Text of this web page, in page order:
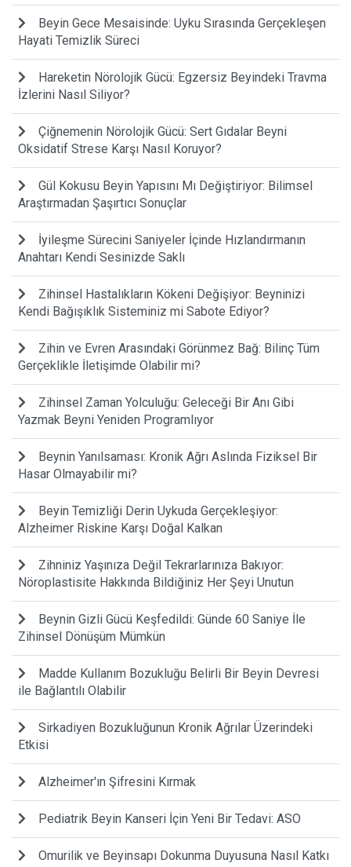
Beyin Gece Mesaisinde: Uyku Sırasında Gerçekleşen
Hayati Temizlik Süreci
Hareketin Nörolojik Gücü: Egzersiz Beyindeki Travma
İzlerini Nasıl Siliyor?
Çiğnemenin Nörolojik Gücü: Sert Gıdalar Beyni
Oksidatif Strese Karşı Nasıl Koruyor?
Gül Kokusu Beyin Yapısını Mı Değiştiriyor: Bilimsel
Araştırmadan Şaşırtıcı Sonuçlar
İyileşme Sürecini Saniyeler İçinde Hızlandırmanın
Anahtarı Kendi Sesinizde Saklı
Zihinsel Hastalıkların Kökeni Değişiyor: Beyninizi
Kendi Bağışıklık Sisteminiz mi Sabote Ediyor?
Zihin ve Evren Arasındaki Görünmez Bağ: Bilinç Tüm
Gerçeklikle İletişimde Olabilir mi?
Zihinsel Zaman Yolculuğu: Geleceği Bir Anı Gibi
Yazmak Beyni Yeniden Programlıyor
Beynin Yanılsaması: Kronik Ağrı Aslında Fiziksel Bir
Hasar Olmayabilir mi?
Beyin Temizliği Derin Uykuda Gerçekleşiyor:
Alzheimer Riskine Karşı Doğal Kalkan
Zihniniz Yaşınıza Değil Tekrarlarınıza Bakıyor:
Nöroplastisite Hakkında Bildiğiniz Her Şeyi Unutun
Beynin Gizli Gücü Keşfedildi: Günde 60 Saniye İle
Zihinsel Dönüşüm Mümkün
Madde Kullanım Bozukluğu Belirli Bir Beyin Devresi
ile Bağlantılı Olabilir
Sirkadiyen Bozukluğunun Kronik Ağrılar Üzerindeki
Etkisi
Alzheimer'ın Şifresini Kırmak
Pediatrik Beyin Kanseri İçin Yeni Bir Tedavi: ASO
Omurilik ve Beyinsapı Dokunma Duyusuna Nasıl Katkı